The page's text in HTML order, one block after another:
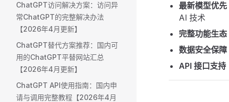
ChatGPT访问解决方案：访问异
常ChatGPT的完整解决办法
【2026年4月更新】
ChatGPT替代方案推荐：国内可
用的ChatGPT平替网站汇总
【2026年4月更新】
ChatGPT API使用指南：国内申
请与调用完整教程【2026年4月
最新模型优先
AI 技术
完整功能生态
数据安全保障
API 接口支持